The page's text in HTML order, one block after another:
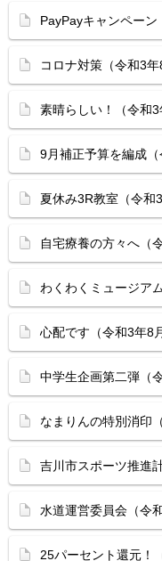
PayPayキャンペーン
コロナ対策（令和3年
素晴らしい！（令和3
9月補正予算を編成（
夏休み3R教室（令和
自宅療養の方々へ（
わくわくミュージア
心配です（令和3年8
中学生企画第二弾（
なまりんの特別消印
吉川市スポーツ推進
水道運営委員会（令
25パーセント還元！